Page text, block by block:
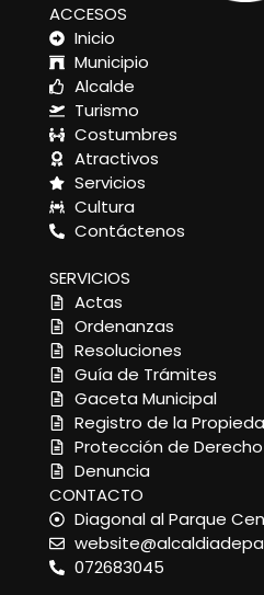
ACCESOS
Inicio
Municipio
Alcalde
Turismo
Costumbres
Atractivos
Servicios
Cultura
Contáctenos
SERVICIOS
Actas
Ordenanzas
Resoluciones
Guía de Trámites
Gaceta Municipal
Registro de la
Protección de Derecho
Denuncia
CONTACTO
Diagonal al Parque
072683045